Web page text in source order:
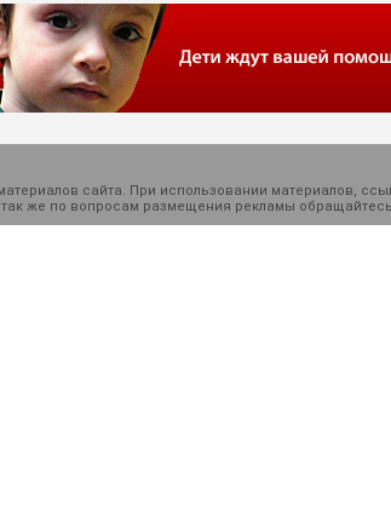
сайта. При использовании материалов,
же по вопросам размещения рекламы